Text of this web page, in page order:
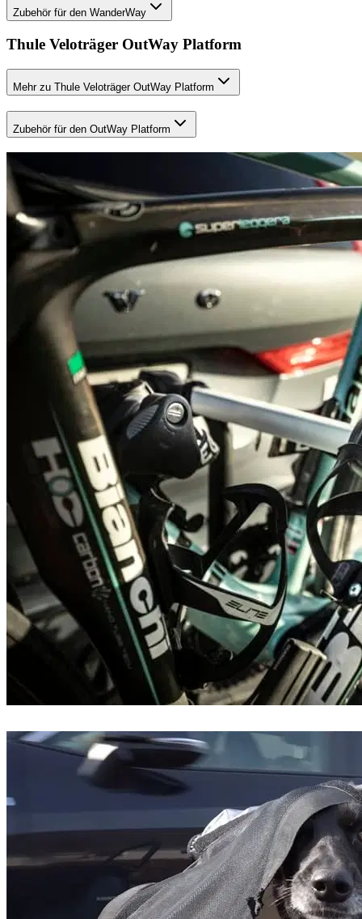
Zubehör für den WanderWay
Thule Veloträger OutWay Platform
Mehr zu Thule Veloträger OutWay Platform
Zubehör für den OutWay Platform